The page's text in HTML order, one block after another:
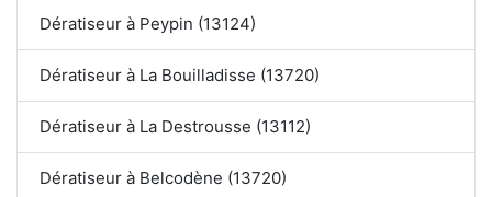
Dératiseur à Peypin (13124)
Dératiseur à La Bouilladisse (13720)
Dératiseur à La Destrousse (13112)
Dératiseur à Belcodène (13720)